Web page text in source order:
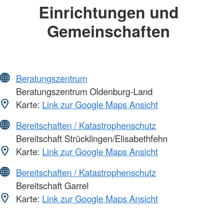
Einrichtungen und
Gemeinschaften
Beratungszentrum
Beratungszentrum Oldenburg-Land
Karte: Link zur Google Maps Ansicht
Bereitschaften / Katastrophenschutz
Bereitschaft Strücklingen/Elisabethfehn
Karte: Link zur Google Maps Ansicht
Bereitschaften / Katastrophenschutz
Bereitschaft Garrel
Karte: Link zur Google Maps Ansicht